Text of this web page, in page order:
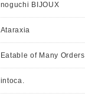
noguchi BIJOUX
Ataraxia
Eatable of Many Orders
intoca.